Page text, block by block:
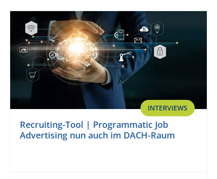
INTERVIEWS
Recruiting-Tool | Programmatic Job
Advertising nun auch im DACH-Raum